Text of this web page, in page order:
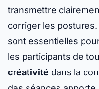
transmettre
corriger les postures.
sont essentielles
les participants de
créativité dans la